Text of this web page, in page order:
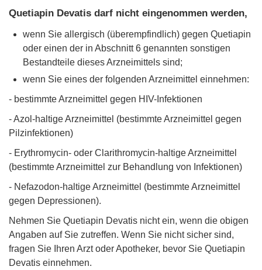
Quetiapin Devatis darf nicht eingenommen werden,
wenn Sie allergisch (überempfindlich) gegen Quetiapin
oder einen der in Abschnitt 6 genannten sonstigen
Bestandteile dieses Arzneimittels sind;
wenn Sie eines der folgenden Arzneimittel einnehmen:
- bestimmte Arzneimittel gegen HIV-Infektionen
- Azol-haltige Arzneimittel (bestimmte Arzneimittel gegen
Pilzinfektionen)
- Erythromycin- oder Clarithromycin-haltige Arzneimittel
(bestimmte Arzneimittel zur Behandlung von Infektionen)
- Nefazodon-haltige Arzneimittel (bestimmte Arzneimittel
gegen Depressionen).
Nehmen Sie Quetiapin Devatis nicht ein, wenn die obigen
Angaben auf Sie zutreffen. Wenn Sie nicht sicher sind,
fragen Sie Ihren Arzt oder Apotheker, bevor Sie Quetiapin
Devatis einnehmen.